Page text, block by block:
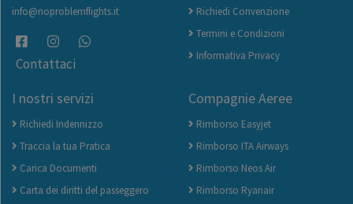
info@noproblemflights.it
Contattaci
Richiedi Convenzione
Termini e Condizioni
Informativa Privacy
I nostri servizi
Richiedi Indennizzo
Traccia la tua Pratica
Carica Documenti
Carta dei diritti del passeggero
Compagnie Aeree
Rimborso Easyjet
Rimborso ITA Airways
Rimborso Neos Air
Rimborso Ryanair